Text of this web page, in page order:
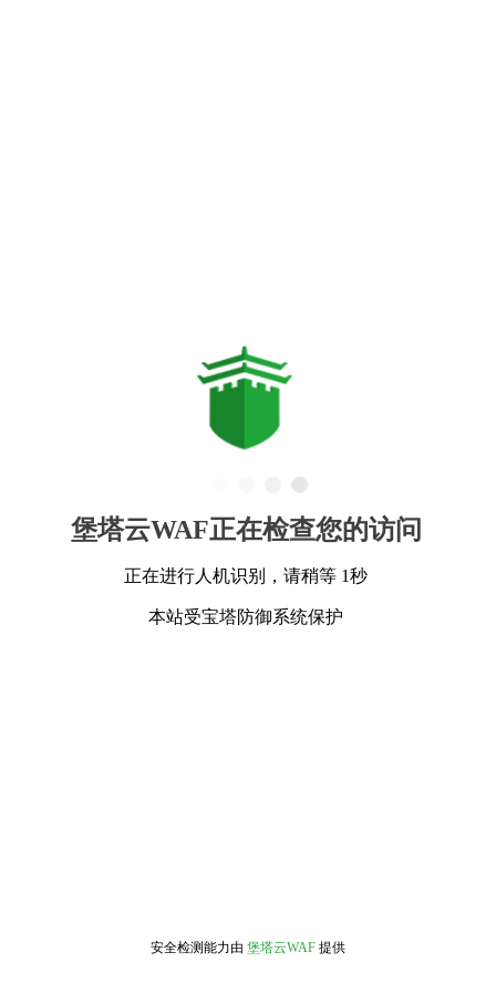
堡塔云WAF正在检查您的访问
正在进行人机识别，请稍等 1秒
本站受宝塔防御系统保护
安全检测能力由 堡塔云WAF 提供